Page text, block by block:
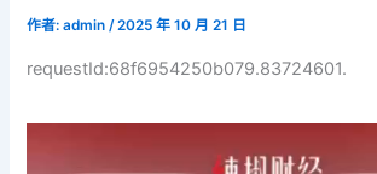
作者:admin/2025 年 10 月 21 日
requestId:68f6954250b079.83724601.